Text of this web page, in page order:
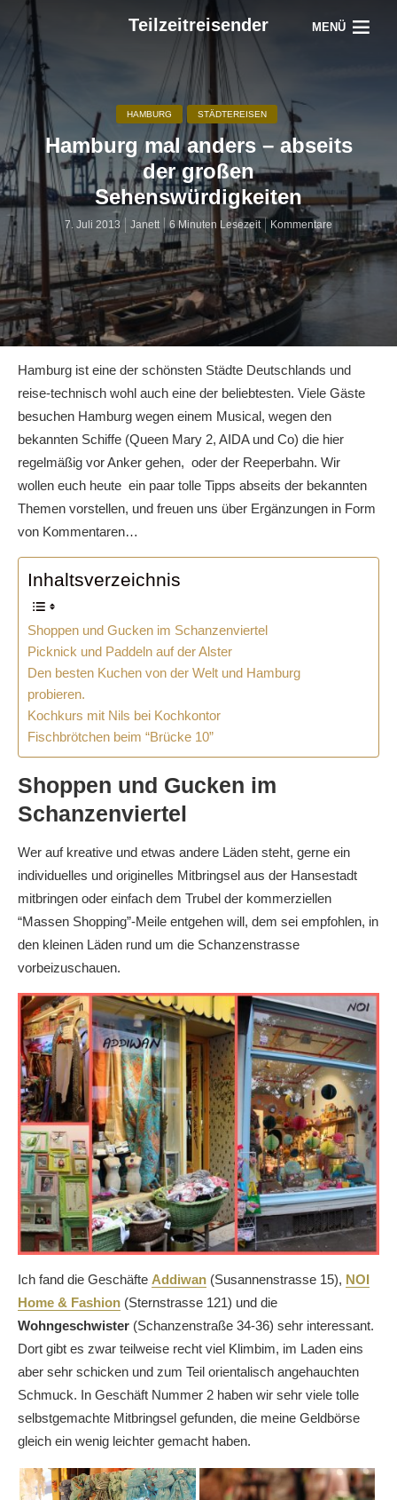
Teilzeitreisender MENÜ
HAMBURG STÄDTEREISEN
Hamburg mal anders – abseits
der großen
Sehenswürdigkeiten
7. Juli 2013 Janett 6 Minuten Lesezeit Kommentare
Hamburg ist eine der schönsten Städte Deutschlands und
reise-technisch wohl auch eine der beliebtesten. Viele Gäste
besuchen Hamburg wegen einem Musical, wegen den
bekannten Schiffe (Queen Mary 2, AIDA und Co) die hier
regelmäßig vor Anker gehen, oder der Reeperbahn. Wir
wollen euch heute ein paar tolle Tipps abseits der bekannten
Themen vorstellen, und freuen uns über Ergänzungen in Form
von Kommentaren…
Inhaltsverzeichnis
Shoppen und Gucken im Schanzenviertel
Picknick und Paddeln auf der Alster
Den besten Kuchen von der Welt und Hamburg
probieren.
Kochkurs mit Nils bei Kochkontor
Fischbrötchen beim “Brücke 10”
Shoppen und Gucken im
Schanzenviertel
Wer auf kreative und etwas andere Läden steht, gerne ein
individuelles und originelles Mitbringsel aus der Hansestadt
mitbringen oder einfach dem Trubel der kommerziellen
“Massen Shopping”-Meile entgehen will, dem sei empfohlen, in
den kleinen Läden rund um die Schanzenstrasse
vorbeizuschauen.
Ich fand die Geschäfte Addiwan (Susannenstrasse 15), NOI
Home & Fashion (Sternstrasse 121) und die
Wohngeschwister (Schanzenstraße 34-36) sehr interessant.
Dort gibt es zwar teilweise recht viel Klimbim, im Laden eins
aber sehr schicken und zum Teil orientalisch angehauchten
Schmuck. In Geschäft Nummer 2 haben wir sehr viele tolle
selbstgemachte Mitbringsel gefunden, die meine Geldbörse
gleich ein wenig leichter gemacht haben.